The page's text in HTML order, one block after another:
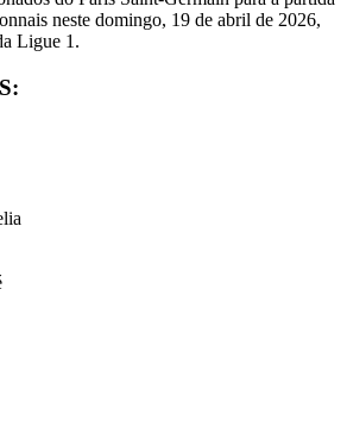
neste domingo, 19 de abril de 2026,
Ligue 1.